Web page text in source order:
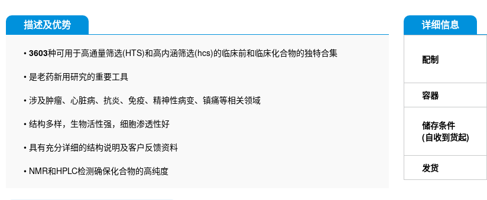
描述及优势
• 3603种可用于高通量筛选(HTS)和高内涵筛选(hcs)的临床前和临床化合物的独特合集
• 是老药新用研究的重要工具
• 涉及肿瘤、心脏病、抗炎、免疫、精神性病变、镇痛等相关领域
• 结构多样，生物活性强，细胞渗透性好
• 具有充分详细的结构说明及客户反馈资料
• NMR和HPLC检测确保化合物的高纯度
详细信息
配制
容器
储存条件
(自收到货起)
发货